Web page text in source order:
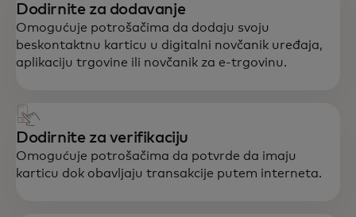
Dodirnite za dodavanje
Omogućuje potrošačima da dodaju svoju
beskontaktnu karticu u digitalni novčanik uređaja,
aplikaciju trgovine ili novčanik za e-trgovinu.
Dodirnite za verifikaciju
Omogućuje potrošačima da potvrde da imaju
karticu dok obavljaju transakcije putem interneta.